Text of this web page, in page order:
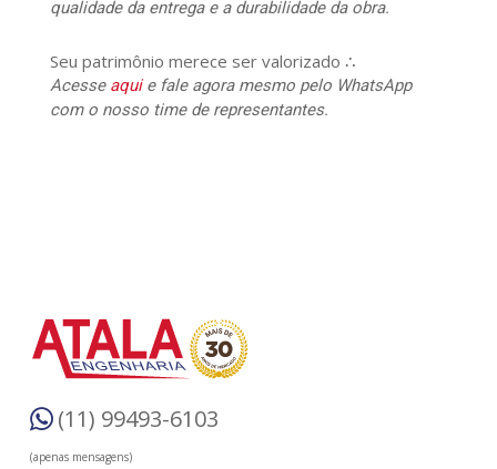
qualidade da entrega e a durabilidade da obra.
Seu patrimônio merece ser valorizado ∴
Acesse aquie fale agora mesmo pelo WhatsApp
com o nosso time de representantes.
(11) 99493-6103
(apenas mensagens)